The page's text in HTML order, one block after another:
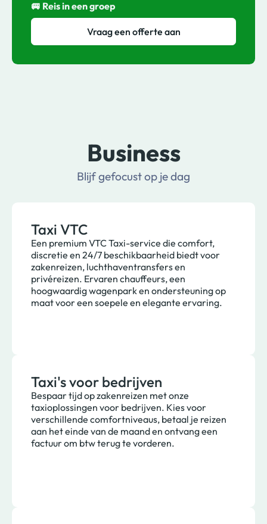
🚐 Reis in een groep
Vraag een offerte aan
Business
Blijf gefocust op je dag
Taxi VTC
Een premium VTC Taxi-service die comfort,
discretie en 24/7 beschikbaarheid biedt voor
zakenreizen, luchthaventransfers en
privéreizen. Ervaren chauffeurs, een
hoogwaardig wagenpark en ondersteuning op
maat voor een soepele en elegante ervaring.
Taxi's voor bedrijven
Bespaar tijd op zakenreizen met onze
taxioplossingen voor bedrijven. Kies voor
verschillende comfortniveaus, betaal je reizen
aan het einde van de maand en ontvang een
factuur om btw terug te vorderen.